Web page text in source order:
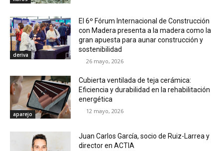
deriva
El 6º Fórum Internacional de Construcción
con Madera presenta a la madera como la
gran apuesta para aunar construcción y
sostenibilidad
26 mayo, 2026
aparejo
Cubierta ventilada de teja cerámica:
Eficiencia y durabilidad en la rehabilitación
energética
12 mayo, 2026
Juan Carlos García, socio de Ruiz-Larrea y
director en ACTIA